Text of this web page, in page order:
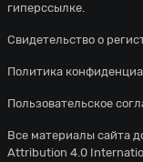
гиперссылке.
Свидетельство о
Политика
Пользовательское
Все материалы сайта
Attribution 4.0